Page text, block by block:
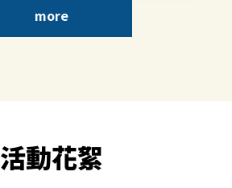
more
活動花絮